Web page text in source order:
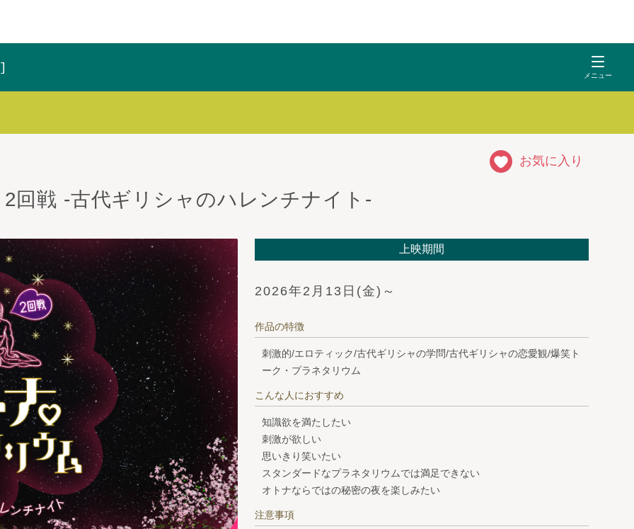
お気に入り
戦 -古代ギリシャのハレンチナイト-
上映期間
2026年2月13日(金)～
作品の特徴
刺激的/エロティック/古代ギリシャの学問/古代ギリシャの恋愛観/爆笑ト
ーク・プラネタリウム
こんな人におすすめ
知識欲を満たしたい
刺激が欲しい
思いきり笑いたい
スタンダードなプラネタリウムでは満足できない
オトナならではの秘密の夜を楽しみたい
注意事項